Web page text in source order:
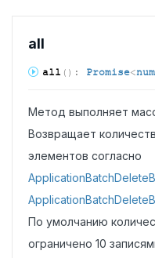
all
all ( ) : Promise<
Метод выполняет
Возвращает
элементов согласно
По умолчанию
ограничено 10